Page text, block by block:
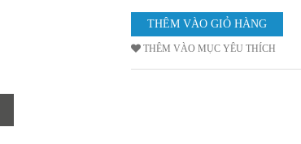
THÊM VÀO MỤC YÊU THÍCH